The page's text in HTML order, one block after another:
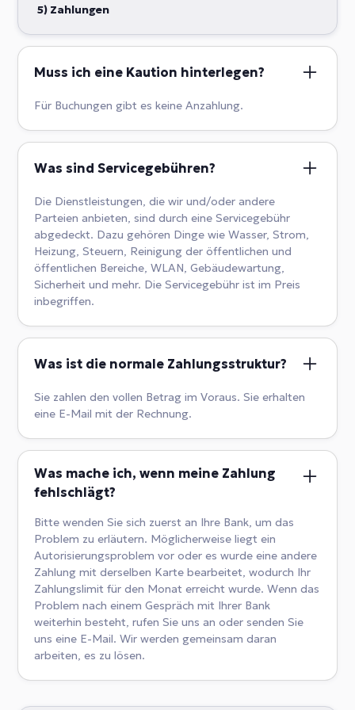
Schäden an Fahrzeugen haften. Wenn Sie einen
Parkplatz benötigen, kontaktieren Sie uns bitte im
Voraus.
5) Zahlungen
Muss ich eine Kaution hinterlegen?
Für Buchungen gibt es keine Anzahlung.
Was sind Servicegebühren?
Die Dienstleistungen, die wir und/oder andere
Parteien anbieten, sind durch eine Servicegebühr
abgedeckt. Dazu gehören Dinge wie Wasser, Strom,
Heizung, Steuern, Reinigung der öffentlichen und
öffentlichen Bereiche, WLAN, Gebäudewartung,
Sicherheit und mehr. Die Servicegebühr ist im Preis
inbegriffen.
Was ist die normale Zahlungsstruktur?
Sie zahlen den vollen Betrag im Voraus. Sie erhalten
eine E-Mail mit der Rechnung.
Was mache ich, wenn meine Zahlung
fehlschlägt?
Bitte wenden Sie sich zuerst an Ihre Bank, um das
Problem zu erläutern. Möglicherweise liegt ein
Autorisierungsproblem vor oder es wurde eine andere
Zahlung mit derselben Karte bearbeitet, wodurch Ihr
Zahlungslimit für den Monat erreicht wurde. Wenn das
Problem nach einem Gespräch mit Ihrer Bank
weiterhin besteht, rufen Sie uns an oder senden Sie
uns eine E-Mail. Wir werden gemeinsam daran
arbeiten, es zu lösen.